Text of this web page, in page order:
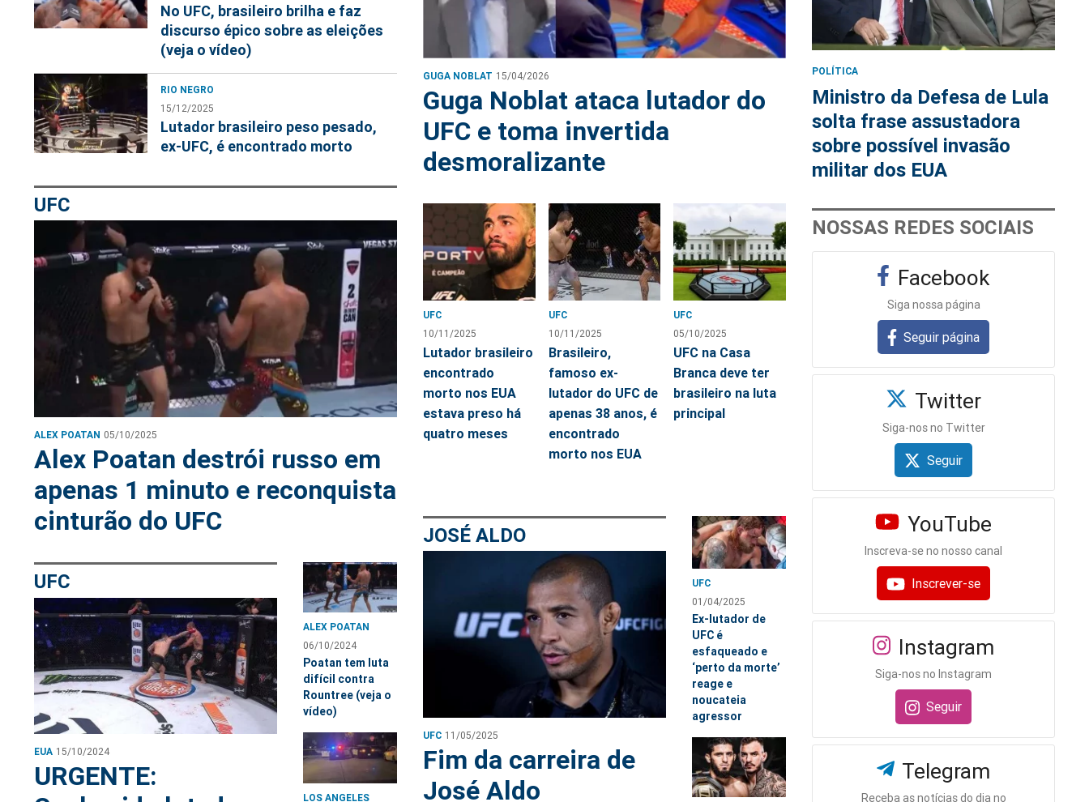
No UFC, brasileiro brilha e faz
discurso épico sobre as eleições
(veja o vídeo)
RIO NEGRO
15/12/2025
Lutador brasileiro peso pesado,
ex-UFC, é encontrado morto
UFC
ALEX POATAN 05/10/2025
Alex Poatan destrói russo em
apenas 1 minuto e reconquista
cinturão do UFC
UFC
EUA 15/10/2024
URGENTE:
ALEX POATAN
06/10/2024
Poatan tem luta
difícil contra
Rountree (veja o
vídeo)
LOS ANGELES
GUGA NOBLAT 15/04/2026
Guga Noblat ataca lutador do
UFC e toma invertida
desmoralizante
UFC
10/11/2025
Lutador brasileiro
encontrado
morto nos EUA
estava preso há
quatro meses
UFC
10/11/2025
Brasileiro,
famoso ex-
lutador do UFC de
apenas 38 anos, é
encontrado
morto nos EUA
UFC
05/10/2025
UFC na Casa
Branca deve ter
brasileiro na luta
principal
JOSÉ ALDO
UFC 11/05/2025
Fim da carreira de
José Aldo
UFC
01/04/2025
Ex-lutador de
UFC é
esfaqueado e
‘perto da morte’
reage e
noucateia
agressor
POLÍTICA
Ministro da Defesa de Lula
solta frase assustadora
sobre possível invasão
militar dos EUA
NOSSAS REDES SOCIAIS
Facebook
Siga nossa página
Seguir página
Twitter
Siga-nos no Twitter
Seguir
YouTube
Inscreva-se no nosso canal
Inscrever-se
Instagram
Siga-nos no Instagram
Seguir
Telegram
Receba as notícias do dia no